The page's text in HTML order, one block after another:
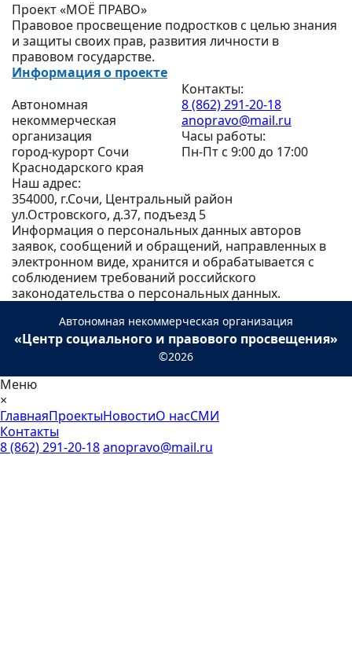
Проект «МОЁ ПРАВО»
Правовое просвещение подростков с целью знания
и защиты своих прав, развития личности в
правовом государстве.
Информация о проекте
Автономная
некоммерческая
организация
город-курорт Сочи
Краснодарского края
Контакты:
8 (862) 291-20-18
anopravo@mail.ru
Часы работы:
Пн-Пт с 9:00 до 17:00
Наш адрес:
354000, г.Сочи, Центральный район
ул.Островского, д.37, подъезд 5
Информация о персональных данных авторов
заявок, сообщений и обращений, направленных в
электронном виде, хранится и обрабатывается с
соблюдением требований российского
законодательства о персональных данных.
Автономная некоммерческая организация
«Центр социального и правового просвещения»
©2026
Меню
×
ГлавнаяПроектыНовостиО насСМИ
Контакты
8 (862) 291-20-18anopravo@mail.ru